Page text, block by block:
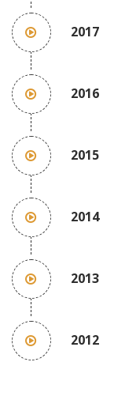
2017
2016
2015
2014
2013
2012